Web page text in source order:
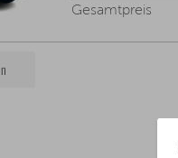
Gesamtpreis